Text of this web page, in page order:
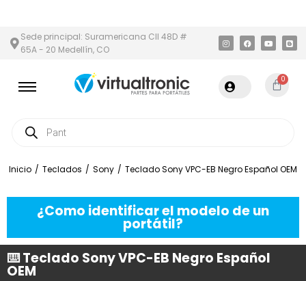
Sede principal: Suramericana Cll 48D #
65A - 20 Medellín, CO
0
Inicio / Teclados / Sony / Teclado Sony VPC-EB Negro Español OEM
¿Como identificar el modelo de un
portátil?
⌨️ Teclado Sony VPC-EB Negro Español
OEM